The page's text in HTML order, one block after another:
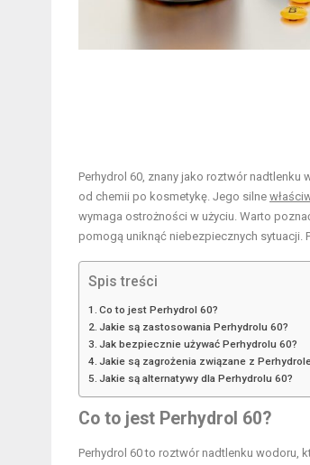
Perhydrol 60, znany jako roztwór
od chemii po kosmetykę. Jego silne
wymaga ostrożności w użyciu. Warto
pomogą uniknąć niebezpiecznych sytuacji.
Spis treści
Co to jest Perhydrol 60?
Jakie są zastosowania Perhydrolu 60?
Jak bezpiecznie używać Perhydrolu 60?
Jakie są zagrożenia związane z
Jakie są alternatywy dla Perhydrolu 60?
Co to jest Perhydrol 60?
Perhydrol 60 to roztwór nadtlenku wodoru,